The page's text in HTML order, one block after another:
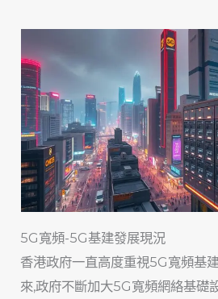
5G寬頻-5G基建發展現況
香港政府一直高度重視5G寬頻基
來,政府不斷加大5G寬頻網絡基礎